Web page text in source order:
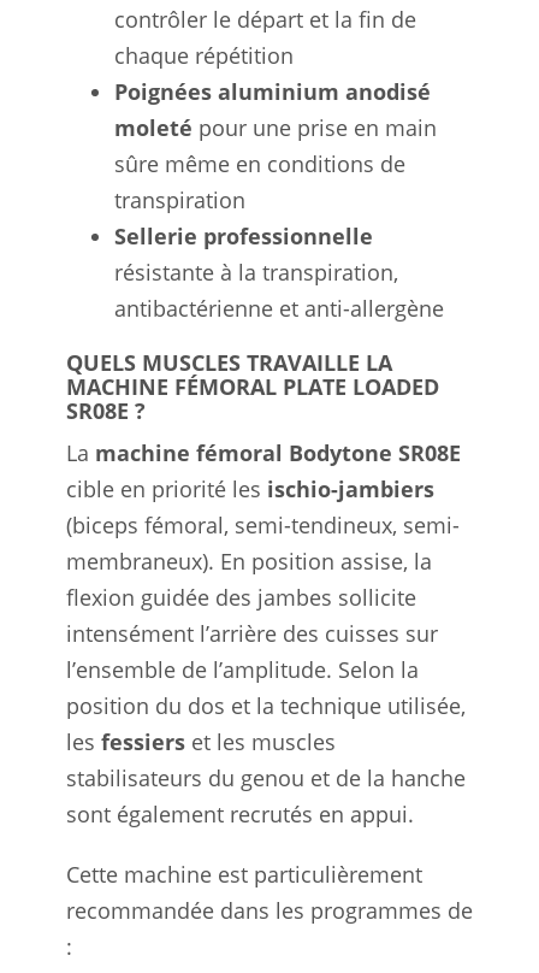
contrôler le départ et la fin de
chaque répétition
Poignées aluminium anodisé
moleté pour une prise en main
sûre même en conditions de
transpiration
Sellerie professionnelle
résistante à la transpiration,
antibactérienne et anti-allergène
QUELS MUSCLES TRAVAILLE LA
MACHINE FÉMORAL PLATE LOADED
SR08E ?
La machine fémoral Bodytone SR08E
cible en priorité les ischio-jambiers
(biceps fémoral, semi-tendineux, semi-
membraneux). En position assise, la
flexion guidée des jambes sollicite
intensément l’arrière des cuisses sur
l’ensemble de l’amplitude. Selon la
position du dos et la technique utilisée,
les fessiers et les muscles
stabilisateurs du genou et de la hanche
sont également recrutés en appui.
Cette machine est particulièrement
recommandée dans les programmes de
: